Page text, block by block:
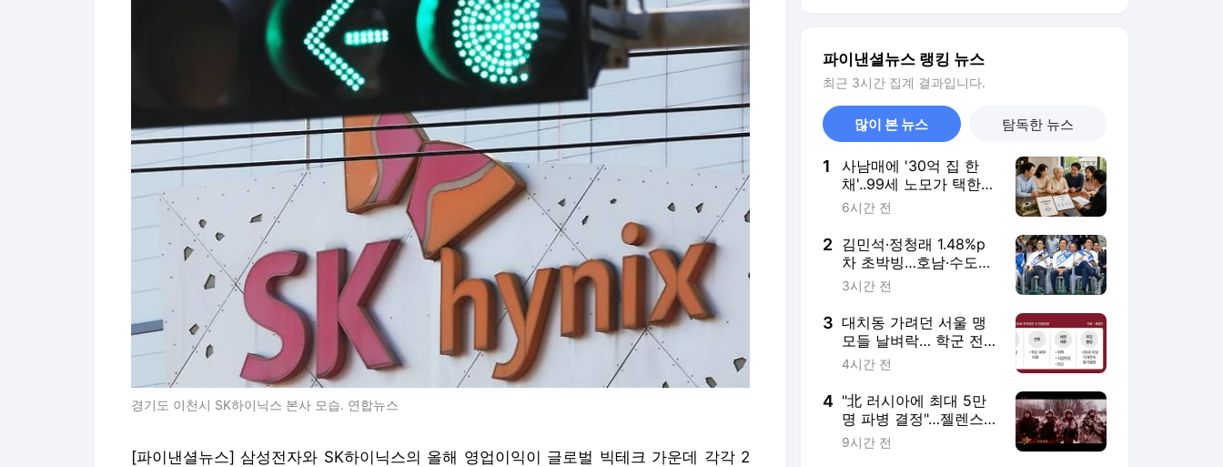
경기도 이천시 SK하이닉스 본사 모습. 연합뉴스
[파이낸셜뉴스] 삼성전자와 SK하이닉스의 올해 영업이익이 글로벌 빅테크 가운데 각각 2
파이낸셜뉴스 랭킹 뉴스
최근 3시간 집계 결과입니다.
많이 본 뉴스 탐독한 뉴스
1
사남매에 '30억 집 한
채'..99세 노모가 택한
'분쟁 없는 상속' [PB의
6시간 전
2 김민석·정청래 1.48%p
차 초박빙…호남·수도권
표심이 관건
3시간 전
3 대치동 가려던 서울 맹
모들 날벼락… 학군 전
세대출 막히나[부동산
4시간 전
4 "北 러시아에 최대 5만
명 파병 결정"…젤렌스
키, 韓에 방공망 요청
9시간 전